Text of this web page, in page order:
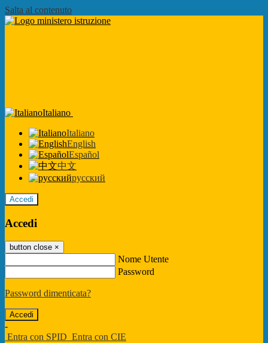
Salta al contenuto
Italiano
Italiano
English
Español
中文
русский
Accedi
Accedi
button close ×
Nome Utente
Password
Password dimenticata?
-
Entra con SPID Entra con CIE